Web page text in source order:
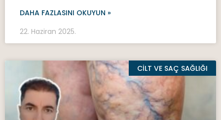
DAHA FAZLASINI OKUYUN »
22. Haziran 2025.
CILT VE SAÇ SAĞLIĞI